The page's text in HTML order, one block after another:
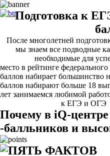
Подготовка к
После многолетней
мы знаем все подводные
необходимые для
место в рейтинге федерального
баллов набирает большинство
баллов набирают больше 18
лет занимаемся любимой
к ЕГЭ и ОГЭ
Почему в iQ-
-балльников и